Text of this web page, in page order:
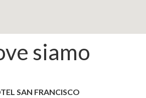
siamo
SAN FRANCISCO